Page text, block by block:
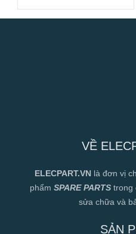
VỀ
ELECPART.VN là đơn vị
phẩm SPARE PARTStrong
sửa chữa và
SẢN